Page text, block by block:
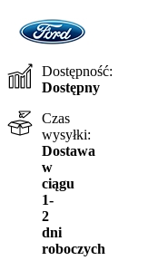
Dostępność:
Dostępny
Czas
wysyłki:
Dostawa
w
ciągu
1-
2
dni
roboczych